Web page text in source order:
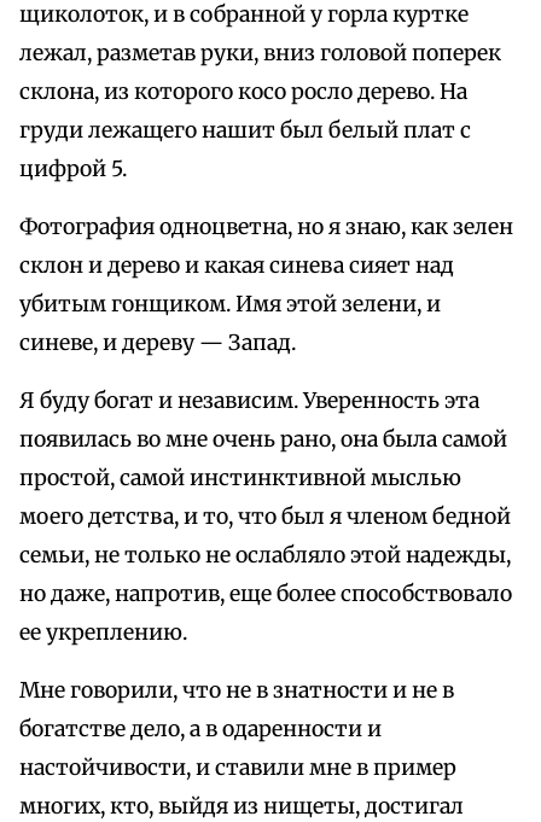
щиколоток, и в собранной у горла куртке
лежал, разметав руки, вниз головой поперек
склона, из которого косо росло дерево. На
груди лежащего нашит был белый плат с
цифрой 5.
Фотография одноцветна, но я знаю, как зелен
склон и дерево и какая синева сияет над
убитым гонщиком. Имя этой зелени, и
синеве, и дереву — Запад.
Я буду богат и независим. Уверенность эта
появилась во мне очень рано, она была самой
простой, самой инстинктивной мыслью
моего детства, и то, что был я членом бедной
семьи, не только не ослабляло этой надежды,
но даже, напротив, еще более способствовало
ее укреплению.
Мне говорили, что не в знатности и не в
богатстве дело, а в одаренности и
настойчивости, и ставили мне в пример
многих, кто, выйдя из нищеты, достигал